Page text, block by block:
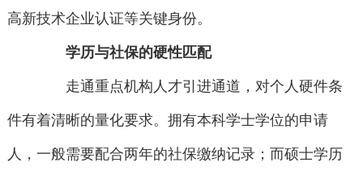
高新技术企业认证等关键身份。
学历与社保的硬性匹配
走通重点机构人才引进通道，对个人硬件条
件有着清晰的量化要求。拥有本科学士学位的申请
人，一般需要配合两年的社保缴纳记录；而硕士学历